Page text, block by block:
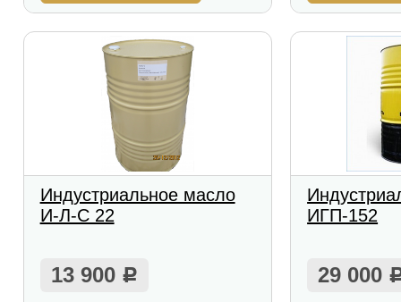
Индустриальное масло
И-Л-С 22
13 900 Р
ИГП-152
29 000